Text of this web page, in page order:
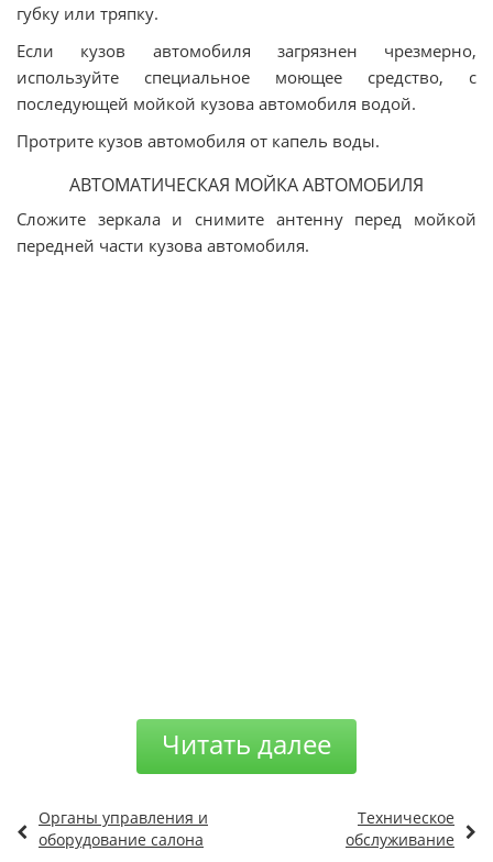
губку или тряпку.
Если кузов автомобиля загрязнен чрезмерно,
используйте специальное моющее средство, с
последующей мойкой кузова автомобиля водой.
Протрите кузов автомобиля от капель воды.
АВТОМАТИЧЕСКАЯ МОЙКА АВТОМОБИЛЯ
Сложите зеркала и снимите антенну перед мойкой
передней части кузова автомобиля.
Читать далее
Органы управления и
оборудование салона
Техническое
обслуживание